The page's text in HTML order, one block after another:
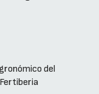
del